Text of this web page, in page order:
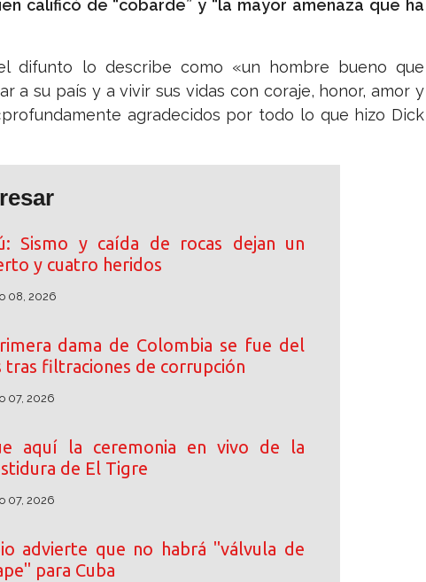
calificó de “cobarde” y “la mayor amenaza que ha
difunto lo describe como «un hombre bueno que
a su país y a vivir sus vidas con coraje, honor, amor y
agradecidos por todo lo que hizo Dick
Sismo y caída de rocas dejan un
y cuatro heridos
08, 2026
dama de Colombia se fue del
tras filtraciones de corrupción
07, 2026
aquí la ceremonia en vivo de la
de El Tigre
07, 2026
advierte que no habrá "válvula de
para Cuba